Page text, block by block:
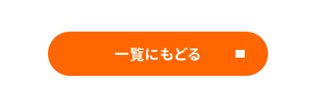
一覧にもどる